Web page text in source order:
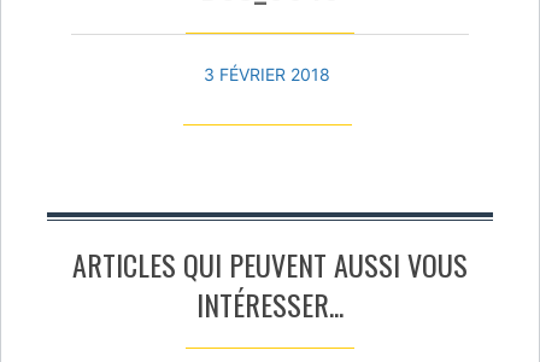
3 FÉVRIER 2018
ARTICLES QUI PEUVENT AUSSI VOUS
INTÉRESSER...